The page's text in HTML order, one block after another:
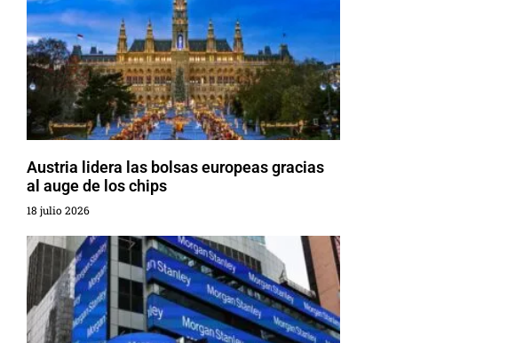
Austria lidera las bolsas europeas gracias
al auge de los chips
18 julio 2026